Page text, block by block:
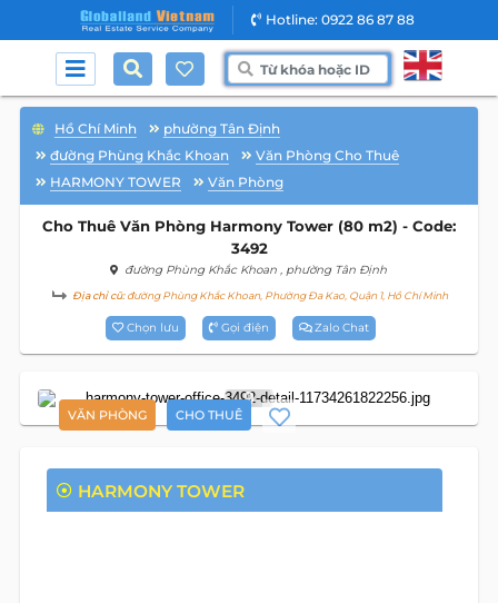
Hotline: 0922 86 87 88
Hồ Chí Minh
phường Tân Định
đường Phùng Khắc Khoan
Văn Phòng Cho Thuê
HARMONY TOWER
Văn Phòng
Cho Thuê Văn Phòng Harmony Tower (80 m2) - Code:
3492
đường Phùng Khắc Khoan , phường Tân Định
Địa chỉ cũ:đường Phùng Khắc Khoan, Phường Đa Kao, Quận 1, Hồ Chí Minh
Chọn lưu Gọi điện Zalo Chat
VĂN PHÒNG CHO THUÊ
9
HARMONY TOWER